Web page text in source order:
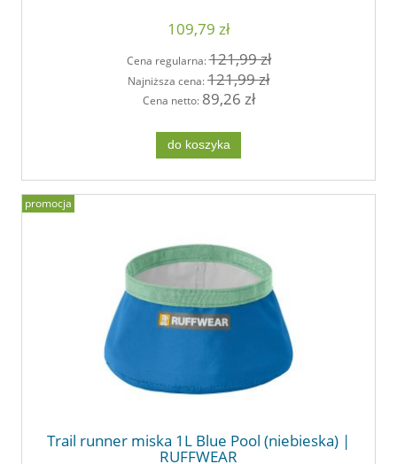
109,79 zł
Cena regularna:121,99 zł
Najniższa cena:121,99 zł
Cena netto: 89,26 zł
do koszyka
Trail runner miska 1L Blue Pool (niebieska) |
RUFFWEAR
promocja